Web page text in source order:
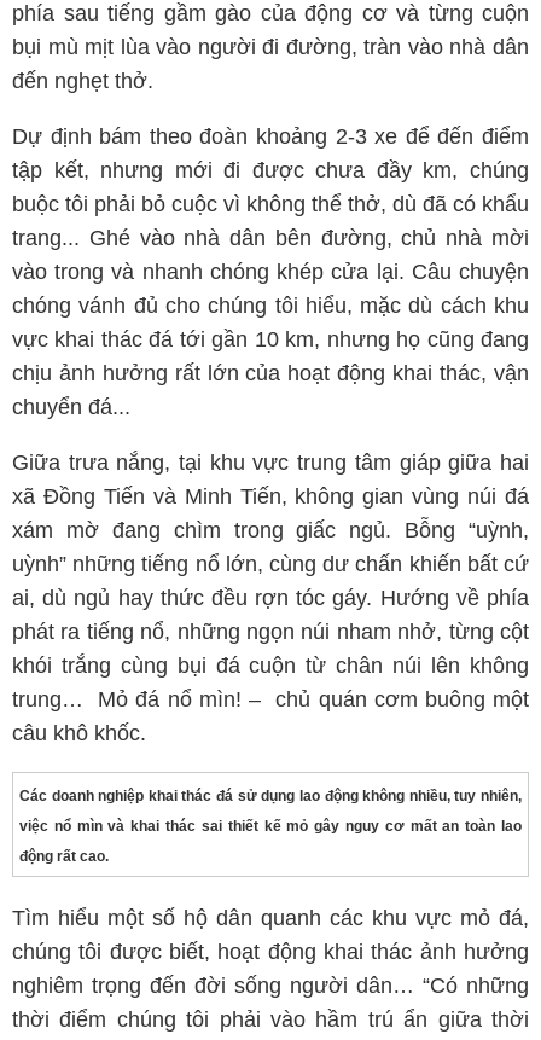
phía sau tiếng gầm gào của động cơ và từng cuộn
bụi mù mịt lùa vào người đi đường, tràn vào nhà dân
đến nghẹt thở.
Dự định bám theo đoàn khoảng 2-3 xe để đến điểm
tập kết, nhưng mới đi được chưa đầy km, chúng
buộc tôi phải bỏ cuộc vì không thể thở, dù đã có khẩu
trang... Ghé vào nhà dân bên đường, chủ nhà mời
vào trong và nhanh chóng khép cửa lại. Câu chuyện
chóng vánh đủ cho chúng tôi hiểu, mặc dù cách khu
vực khai thác đá tới gần 10 km, nhưng họ cũng đang
chịu ảnh hưởng rất lớn của hoạt động khai thác, vận
chuyển đá...
Giữa trưa nắng, tại khu vực trung tâm giáp giữa hai
xã Đồng Tiến và Minh Tiến, không gian vùng núi đá
xám mờ đang chìm trong giấc ngủ. Bỗng “uỳnh,
uỳnh” những tiếng nổ lớn, cùng dư chấn khiến bất cứ
ai, dù ngủ hay thức đều rợn tóc gáy. Hướng về phía
phát ra tiếng nổ, những ngọn núi nham nhở, từng cột
khói trắng cùng bụi đá cuộn từ chân núi lên không
trung… Mỏ đá nổ mìn! – chủ quán cơm buông một
câu khô khốc.
Các doanh nghiệp khai thác đá sử dụng lao động không nhiều, tuy nhiên,
việc nổ mìn và khai thác sai thiết kế mỏ gây nguy cơ mất an toàn lao
động rất cao.
Tìm hiểu một số hộ dân quanh các khu vực mỏ đá,
chúng tôi được biết, hoạt động khai thác ảnh hưởng
nghiêm trọng đến đời sống người dân… “Có những
thời điểm chúng tôi phải vào hầm trú ẩn giữa thời